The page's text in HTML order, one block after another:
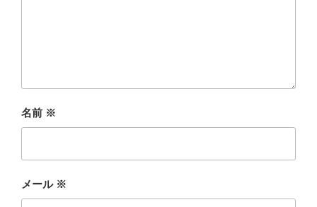
名前 ※
メール ※